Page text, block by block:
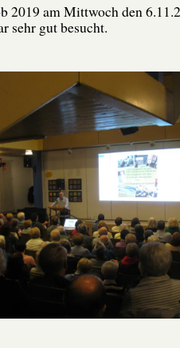
2019 am Mittwoch den
sehr gut besucht.